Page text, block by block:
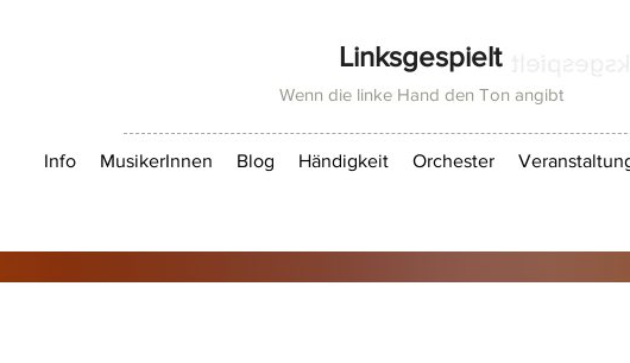
Linksgespielt
Wenn die linke Hand den Ton angibt
Info MusikerInnen Blog Händigkeit Orchester